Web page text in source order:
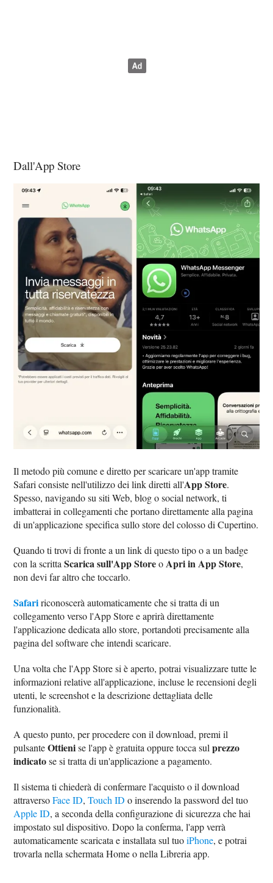
Dall'App Store
Il metodo più comune e diretto per scaricare un'app tramite
Safari consiste nell'utilizzo dei link diretti all'App Store.
Spesso, navigando su siti Web, blog o social network, ti
imbatterai in collegamenti che portano direttamente alla pagina
di un'applicazione specifica sullo store del colosso di Cupertino.
Quando ti trovi di fronte a un link di questo tipo o a un badge
con la scrittaScarica sull'App StoreoApri in App Store,
non devi far altro che toccarlo.
Safaririconoscerà automaticamente che si tratta di un
collegamento verso l'App Store e aprirà direttamente
l'applicazione dedicata allo store, portandoti precisamente alla
pagina del software che intendi scaricare.
Una volta che l'App Store si è aperto, potrai visualizzare tutte le
informazioni relative all'applicazione, incluse le recensioni degli
utenti, le screenshot e la descrizione dettagliata delle
funzionalità.
A questo punto, per procedere con il download, premi il
pulsanteOttienise l'app è gratuita oppure tocca sulprezzo
indicatose si tratta di un'applicazione a pagamento.
Il sistema ti chiederà di confermare l'acquisto o il download
attraversoFace ID,Touch ID o inserendo la password del tuo
Apple ID, a seconda della configurazione di sicurezza che hai
impostato sul dispositivo. Dopo la conferma, l'app verrà
automaticamente scaricata e installata sul tuoiPhone, e potrai
trovarla nella schermata Home o nella Libreria app.